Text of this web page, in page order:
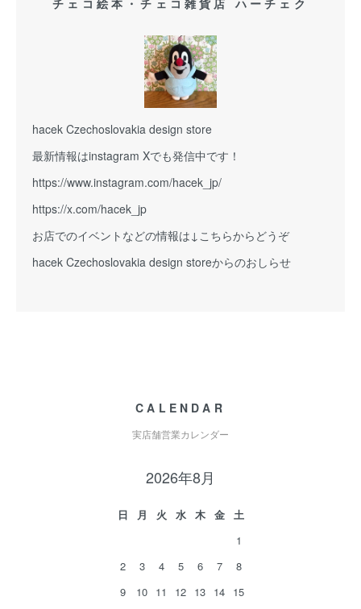
チェコ絵本・チェコ雑貨店 ハーチェク
hacek Czechoslovakia design store
最新情報はinstagram Xでも発信中です！
https://www.instagram.com/hacek_jp/
https://x.com/hacek_jp
お店でのイベントなどの情報は↓こちらからどうぞ
hacek Czechoslovakia design storeからのおしらせ
CALENDAR
実店舗営業カレンダー
2026年8月
日 月 火 水 木 金
土
1
2
3 4 5 6 7
8
9
10 11 12 13 14 15